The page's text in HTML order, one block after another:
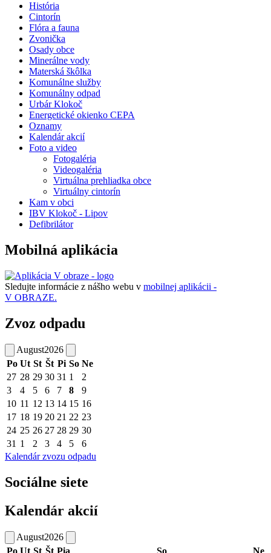
História
Cintorín
Flóra a fauna
Zvonička
Osady obce
Minerálne vody
Materská škôlka
Komunálne služby
Komunálny odpad
Urbár Klokoč
Energetické okienko CEPA
Oznamy
Kalendár akcií
Foto a video
Fotogaléria
Videogaléria
Virtuálna prehliadka obce
Virtuálny cintorín
Kam v obci
IBV Klokoč - Lipov
Defibrilátor
Mobilná aplikácia
Sledujte informácie z nášho webu v mobilnej aplikácii -
V OBRAZE.
Zvoz odpadu
August2026
Po Ut St Št Pi So Ne
27 28 29 30 31 1
2
3
4 5 6 7 8
9
10 11 12 13 14 15 16
17 18 19 20 21 22 23
24 25 26 27 28 29 30
31 1 2 3 4 5
6
Kalendár zvozu odpadu
Sociálne siete
Kalendár akcií
August2026
Po Ut St Št Pia So Ne